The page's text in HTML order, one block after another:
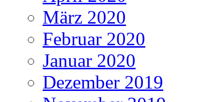
März 2020
Februar 2020
Januar 2020
Dezember 2019